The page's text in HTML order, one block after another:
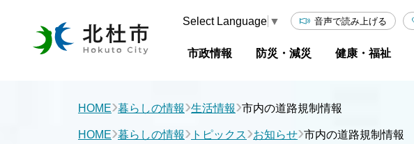
Select Language ▼ 音声で読み上げる
市政情報 防災・減災 健康・福祉
HOME›暮らしの情報›生活情報›市内の道路規制情報
HOME›暮らしの情報› トピックス›お知らせ›市内の道路規制情報